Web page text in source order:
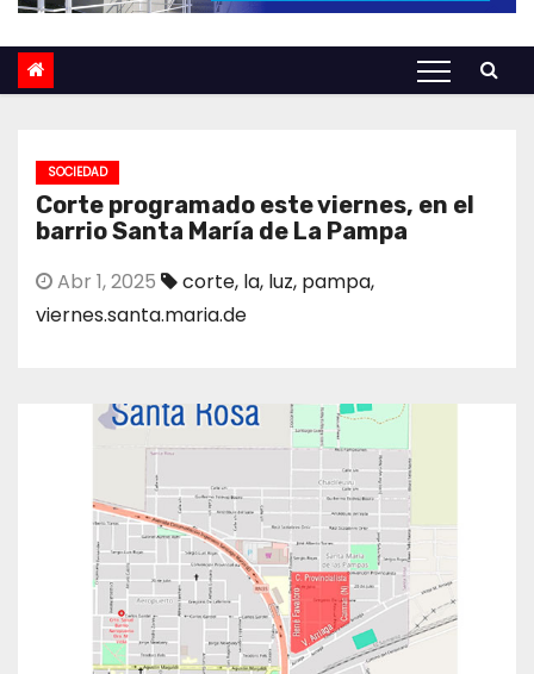
SOCIEDAD
Corte programado este viernes, en el
barrio Santa María de La Pampa
Abr 1, 2025 corte, la, luz, pampa,
viernes.santa.maria.de